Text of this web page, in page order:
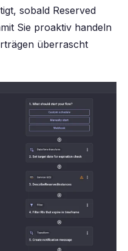
sobald Reserved
Sie proaktiv handeln
überrascht